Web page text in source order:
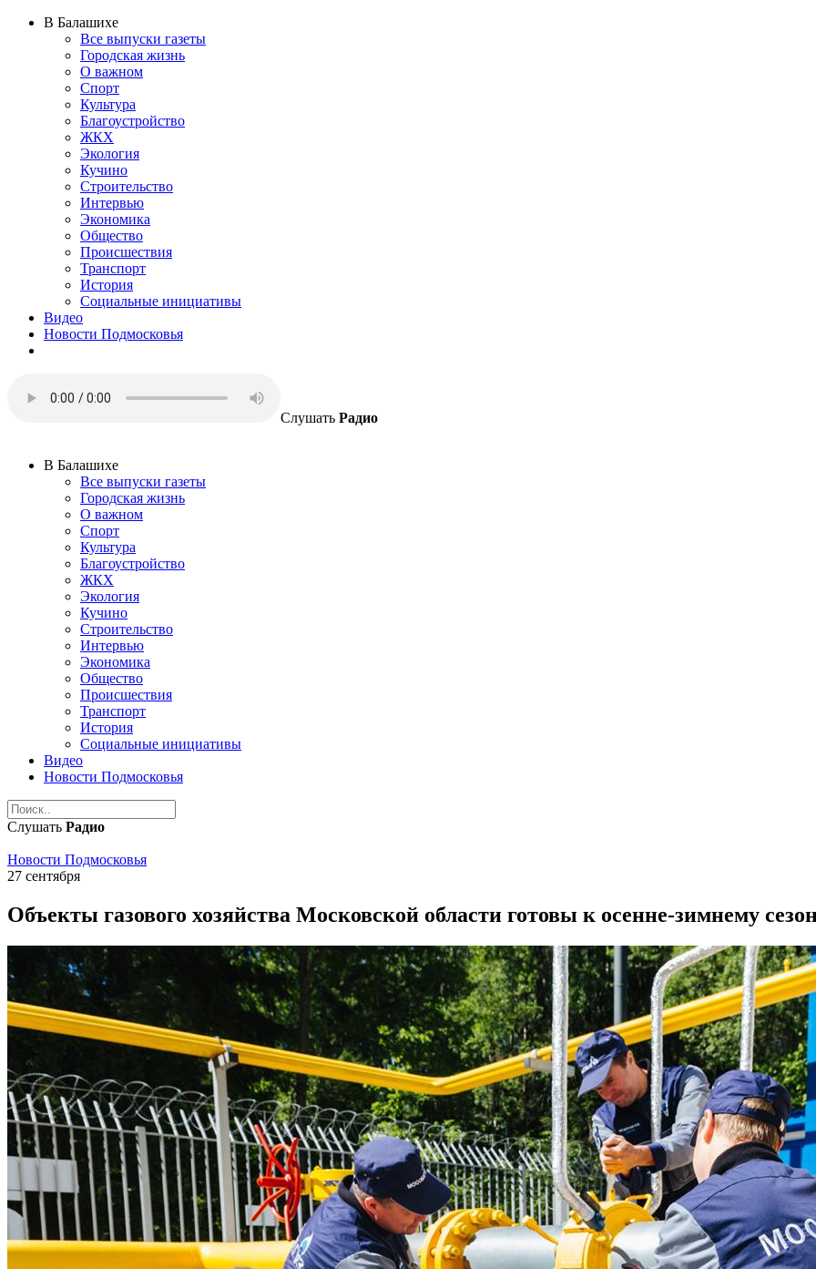
В Балашихе
Все выпуски газеты
Городская жизнь
О важном
Спорт
Культура
Благоустройство
ЖКХ
Экология
Кучино
Строительство
Интервью
Экономика
Общество
Происшествия
Транспорт
История
Социальные инициативы
Видео
Новости Подмосковья
Слушать Радио
В Балашихе
Все выпуски газеты
Городская жизнь
О важном
Спорт
Культура
Благоустройство
ЖКХ
Экология
Кучино
Строительство
Интервью
Экономика
Общество
Происшествия
Транспорт
История
Социальные инициативы
Видео
Новости Подмосковья
Слушать Радио
Новости Подмосковья
27 сентября
Объекты газового хозяйства Московской области готовы к осенне-зимнему